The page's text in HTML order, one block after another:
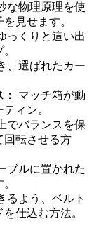
な物理原理を使
見せます。
っくりと這い出
、選ばれたカー
マッチ箱が動
ィン。
でバランスを保
回転させる方
ブルに置かれた
るよう、ベルト
仕込む方法。